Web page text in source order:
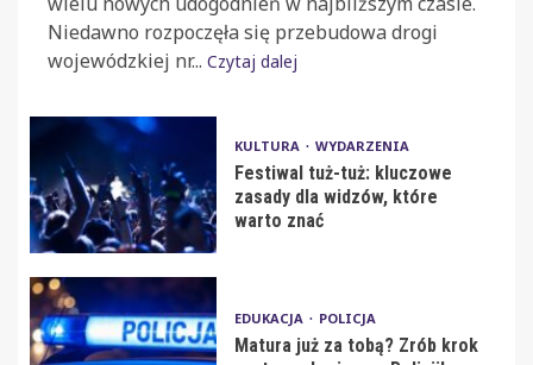
Niedawno rozpoczęła się przebudowa drogi
wojewódzkiej nr... Czytaj dalej
KULTURA WYDARZENIA
Festiwal tuż-tuż: kluczowe
zasady dla widzów, które
warto znać
EDUKACJA POLICJA
Matura już za tobą? Zrób krok